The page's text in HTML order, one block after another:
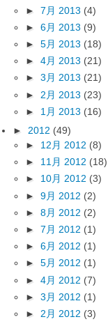
► 7月 2013 (4)
► 6月 2013 (9)
► 5月 2013 (18)
► 4月 2013 (21)
► 3月 2013 (21)
► 2月 2013 (23)
► 1月 2013 (16)
► 2012 (49)
► 12月 2012 (8)
► 11月 2012 (18)
► 10月 2012 (3)
► 9月 2012 (2)
► 8月 2012 (2)
► 7月 2012 (1)
► 6月 2012 (1)
► 5月 2012 (1)
► 4月 2012 (7)
► 3月 2012 (1)
► 2月 2012 (3)